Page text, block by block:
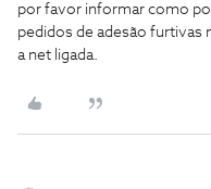
por favor informar como
pedidos de adesão
a net ligada.